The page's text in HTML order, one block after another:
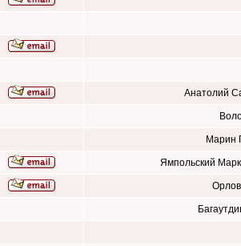
Анатолий
Марин
Ямпольский